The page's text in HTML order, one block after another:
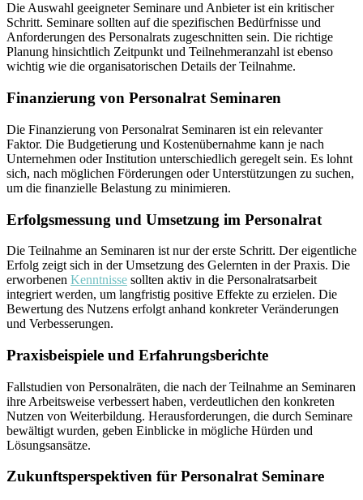
Die Auswahl geeigneter Seminare und Anbieter ist ein kritischer
Schritt. Seminare sollten auf die spezifischen Bedürfnisse und
Anforderungen des Personalrats zugeschnitten sein. Die richtige
Planung hinsichtlich Zeitpunkt und Teilnehmeranzahl ist ebenso
wichtig wie die organisatorischen Details der Teilnahme.
Finanzierung von Personalrat Seminaren
Die Finanzierung von Personalrat Seminaren ist ein relevanter
Faktor. Die Budgetierung und Kostenübernahme kann je nach
Unternehmen oder Institution unterschiedlich geregelt sein. Es lohnt
sich, nach möglichen Förderungen oder Unterstützungen zu suchen,
um die finanzielle Belastung zu minimieren.
Erfolgsmessung und Umsetzung im Personalrat
Die Teilnahme an Seminaren ist nur der erste Schritt. Der eigentliche
Erfolg zeigt sich in der Umsetzung des Gelernten in der Praxis. Die
erworbenen Kenntnisse sollten aktiv in die Personalratsarbeit
integriert werden, um langfristig positive Effekte zu erzielen. Die
Bewertung des Nutzens erfolgt anhand konkreter Veränderungen
und Verbesserungen.
Praxisbeispiele und Erfahrungsberichte
Fallstudien von Personalräten, die nach der Teilnahme an Seminaren
ihre Arbeitsweise verbessert haben, verdeutlichen den konkreten
Nutzen von Weiterbildung. Herausforderungen, die durch Seminare
bewältigt wurden, geben Einblicke in mögliche Hürden und
Lösungsansätze.
Zukunftsperspektiven für Personalrat Seminare